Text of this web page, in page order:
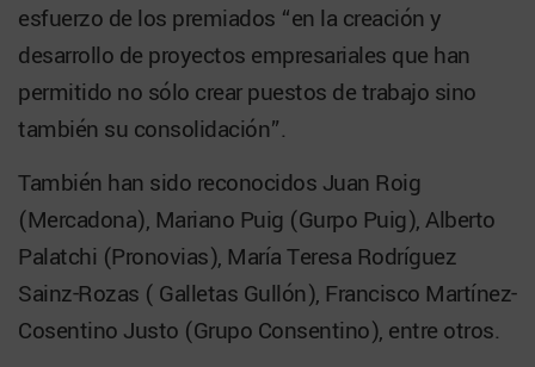
esfuerzo de los premiados “en la creación y
desarrollo de proyectos empresariales que han
permitido no sólo crear puestos de trabajo sino
también su consolidación”.
También han sido reconocidos Juan Roig
(Mercadona), Mariano Puig (Gurpo Puig), Alberto
Palatchi (Pronovias), María Teresa Rodríguez
Sainz-Rozas ( Galletas Gullón), Francisco Martínez-
Cosentino Justo (Grupo Consentino), entre otros.